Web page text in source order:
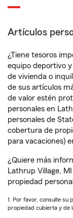
Artículos
¿Tiene tesoros
equipo deportivo
de vivienda o
de sus artículos
de valor estén
personales en
personales de
cobertura de
para vacaciones)
¿Quiere más
Lathrup Village,
propiedad
1. Por favor, consulte su
propiedad cubierta y de